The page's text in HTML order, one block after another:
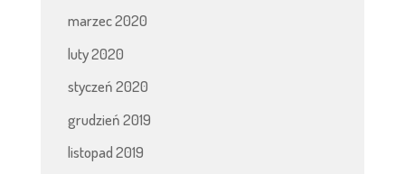
marzec 2020
luty 2020
styczeń 2020
grudzień 2019
listopad 2019